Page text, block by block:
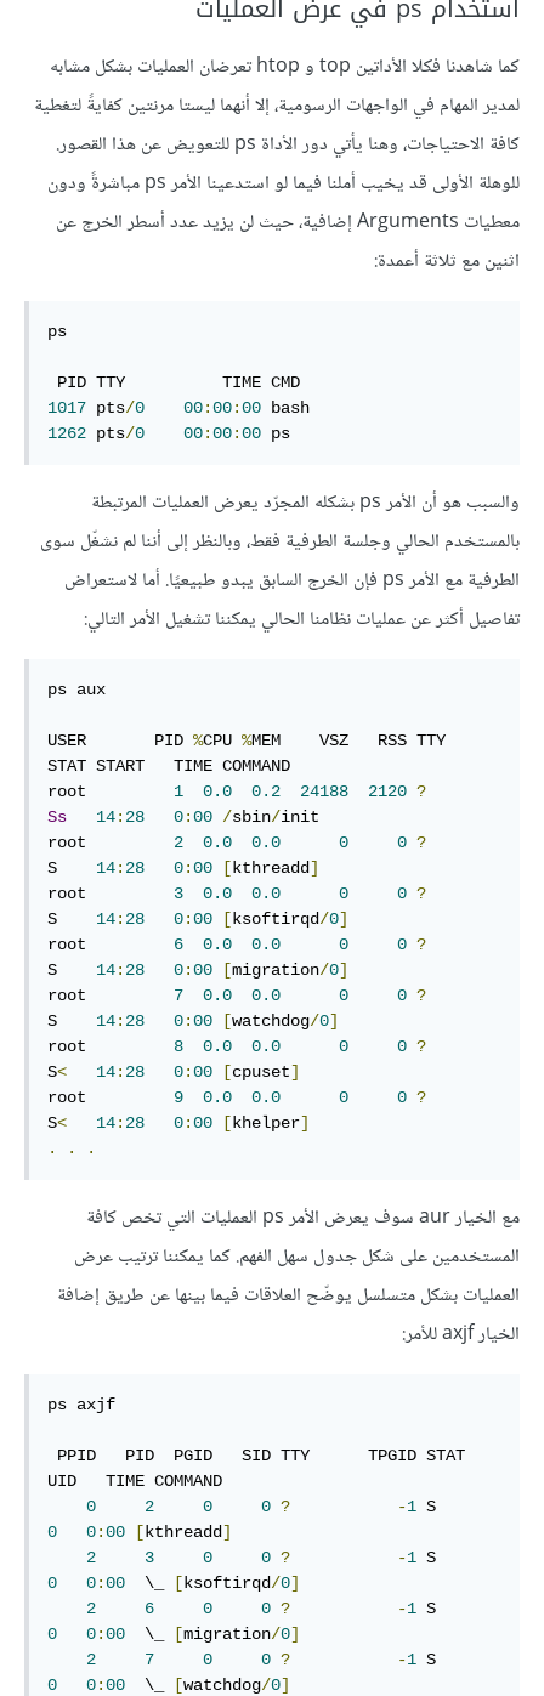
كما شاهدنا فكلا الأداتين top و htop تعرضان العمليات بشكل مشابه
لمدير المهام في الواجهات الرسومية، إلا أنهما ليستا مرنتين كفايةً لتغطية
كافة الاحتياجات، وهنا يأتي دور الأداة ps للتعويض عن هذا القصور.
للوهلة الأولى قد يخيب أملنا فيما لو استدعينا الأمر ps مباشرةً ودون
معطيات Arguments إضافية، حيث لن يزيد عدد أسطر الخرج عن
اثنين مع ثلاثة أعمدة:
ps
1017 pts/0 00:00:00
1262 pts/0 00:00:00 ps
والسبب هو أن الأمر ps بشكله المجرّد يعرض العمليات المرتبطة
بالمستخدم الحالي وجلسة الطرفية فقط، وبالنظر إلى أننا لم نشغّل سوى
الطرفية مع الأمر ps فإن الخرج السابق يبدو طبيعيًا. أما لاستعراض
تفاصيل أكثر عن عمليات نظامنا الحالي يمكننا تشغيل الأمر التالي:
ps aux
USER       PID %CPU %MEM    VSZ   RSS TTY
STAT START   TIME COMMAND
root 1 0.0 0.2 24188 2120 ?
Ss
14: 28 0:00 /sbin/init
root 2 0.0 0.0 0 0 ?
S 14: 28 0:00 [kthreadd]
root 3 0.0 0.0 0 0 ?
S 14: 28 0:00 [ksoftirqd/0]
root 6 0.0 0.0 0 0 ?
S 14: 28 0:00 [migration/0]
root 7 0.0 0.0 0 0 ?
S 14: 28 0:00 [watchdog/0]
root 8 0.0 0.0 0 0 ?
S< 14: 28 0:00 [cpuset]
root 9 0.0 0.0 0 0 ?
S< 14: 28 0:00 [khelper]
.
. .
مع الخيار aur سوف يعرض الأمر ps العمليات التي تخص كافة
المستخدمين على شكل جدول سهل الفهم. كما يمكننا ترتيب عرض
العمليات بشكل متسلسل يوضّح العلاقات فيما بينها عن طريق إضافة
الخيار axjf للأمر:
ps axjf
UID   TIME COMMAND
0
2 0 0 ? -1
0
0:00 [kthreadd]
2
3 0 0 ? -1
0
0:00
  \_
[ksoftirqd/0]
2
6 0 0 ? -1
0
0:00
  \_
[migration/0]
2
7 0 0 ? -1
0
0:00
  \_
[watchdog/0]